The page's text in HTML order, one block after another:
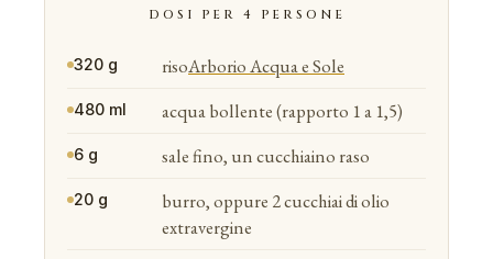
DOSI PER 4 PERSONE
320 g risoArborio Acqua e Sole
480 ml acqua bollente (rapporto 1 a 1,5)
6 g sale fino, un cucchiaino raso
20 g
burro, oppure 2 cucchiai di olio
extravergine